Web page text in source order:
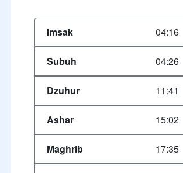
Imsak 04:16
Subuh 04:26
Dzuhur 11:41
Ashar 15:02
Maghrib 17:35